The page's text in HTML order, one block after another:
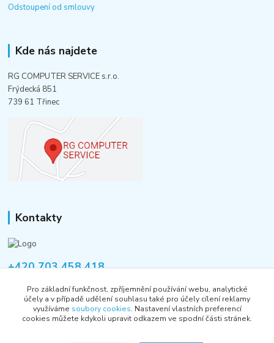
Odstoupení od smlouvy
Kde nás najdete
RG COMPUTER SERVICE s.r.o.
Frýdecká 851
739 61 Třinec
Kontakty
+420 703 458 418
informace@rgshop.cz
Pro základní funkčnost, zpříjemnění používání webu, analytické
účely a v případě udělení souhlasu také pro účely cílení reklamy
využíváme soubory cookies. Nastavení vlastních preferencí
cookies můžete kdykoli upravit odkazem ve spodní části stránek.